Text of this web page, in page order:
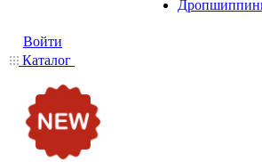
Войти
Каталог